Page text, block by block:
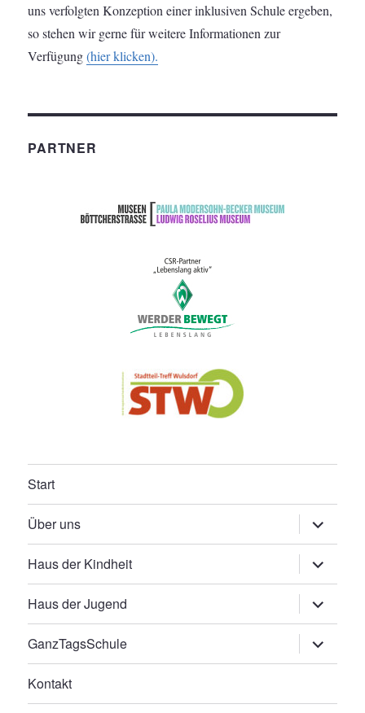
uns verfolgten Konzeption einer inklusiven Schule ergeben,
so stehen wir gerne für weitere Informationen zur
Verfügung(hier klicken).
PARTNER
Start
Über uns
öffnen
Haus der Kindheit
öffnen
Haus der Jugend
öffnen
GanzTagsSchule
öffnen
Kontakt